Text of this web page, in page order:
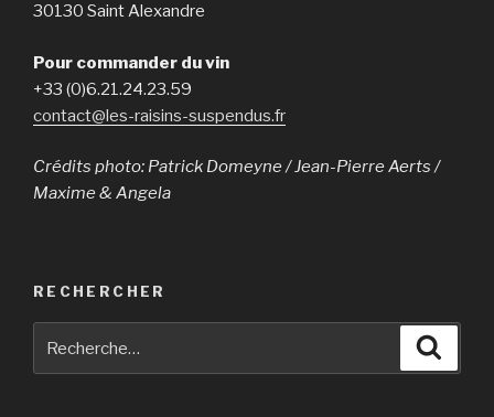
30130 Saint Alexandre
Pour commander du vin
+33 (0)6.21.24.23.59
contact@les-raisins-suspendus.fr
Crédits photo: Patrick Domeyne / Jean-Pierre Aerts /
Maxime & Angela
RECHERCHER